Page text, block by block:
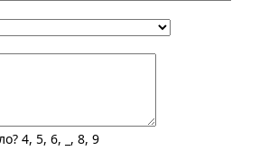
4, 5, 6, _, 8, 9